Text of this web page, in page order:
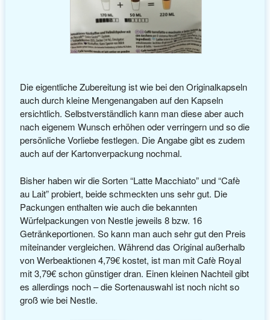
Die eigentliche Zubereitung ist wie bei den Originalkapseln
auch durch kleine Mengenangaben auf den Kapseln
ersichtlich. Selbstverständlich kann man diese aber auch
nach eigenem Wunsch erhöhen oder verringern und so die
persönliche Vorliebe festlegen. Die Angabe gibt es zudem
auch auf der Kartonverpackung nochmal.
Bisher haben wir die Sorten “Latte Macchiato” und “Cafè
au Lait” probiert, beide schmeckten uns sehr gut. Die
Packungen enthalten wie auch die bekannten
Würfelpackungen von Nestle jeweils 8 bzw. 16
Getränkeportionen. So kann man auch sehr gut den Preis
miteinander vergleichen. Während das Original außerhalb
von Werbeaktionen 4,79€ kostet, ist man mit Cafè Royal
mit 3,79€ schon günstiger dran. Einen kleinen Nachteil gibt
es allerdings noch – die Sortenauswahl ist noch nicht so
groß wie bei Nestle.